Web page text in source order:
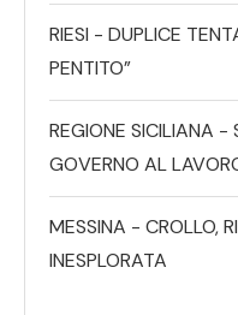
RIESI - DUPLICE
PENTITO”
REGIONE SICILIANA -
GOVERNO AL
MESSINA - CROLLO,
INESPLORATA